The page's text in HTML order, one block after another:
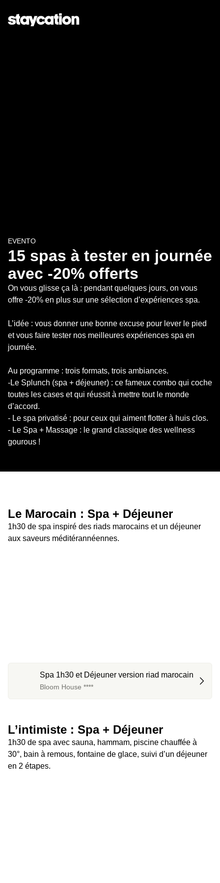
EVENTO
15 spas à tester en journée
avec -20% offerts
On vous glisse ça là : pendant quelques jours, on vous
offre -20% en plus sur une sélection d’expériences spa.
L’idée : vous donner une bonne excuse pour lever le pied
et vous faire tester nos meilleures expériences spa en
journée.
Au programme : trois formats, trois ambiances.
-Le Splunch (spa + déjeuner) : ce fameux combo qui coche
toutes les cases et qui réussit à mettre tout le monde
d’accord.
- Le spa privatisé : pour ceux qui aiment flotter à huis clos.
- Le Spa + Massage : le grand classique des wellness
gourous !
Le Marocain : Spa + Déjeuner
1h30 de spa inspiré des riads marocains et un déjeuner
aux saveurs méditérannéennes.
Spa 1h30 et Déjeuner version riad marocain
Bloom House ****
L’intimiste : Spa + Déjeuner
1h30 de spa avec sauna, hammam, piscine chauffée à
30°, bain à remous, fontaine de glace, suivi d’un déjeuner
en 2 étapes.